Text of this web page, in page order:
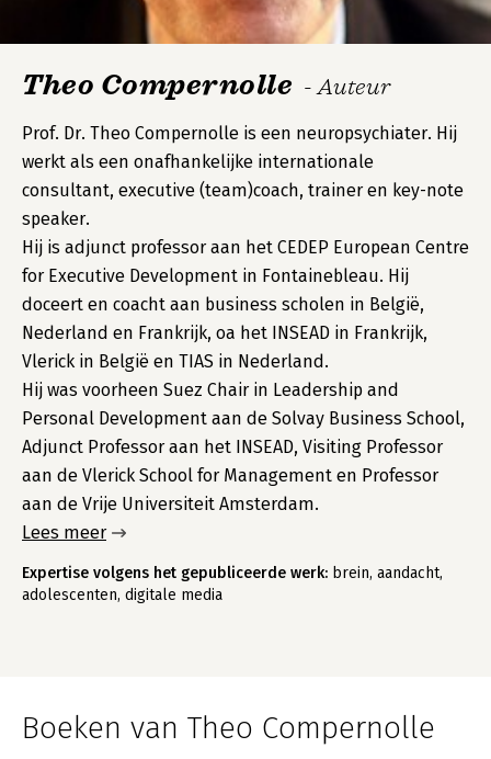
Theo Compernolle - Auteur
Prof. Dr. Theo Compernolle is een neuropsychiater. Hij
werkt als een onafhankelijke internationale
consultant, executive (team)coach, trainer en key-note
speaker.
Hij is adjunct professor aan het CEDEP European Centre
for Executive Development in Fontainebleau. Hij
doceert en coacht aan business scholen in België,
Nederland en Frankrijk, oa het INSEAD in Frankrijk,
Vlerick in België en TIAS in Nederland.
Hij was voorheen Suez Chair in Leadership and
Personal Development aan de Solvay Business School,
Adjunct Professor aan het INSEAD, Visiting Professor
aan de Vlerick School for Management en Professor
aan de Vrije Universiteit Amsterdam.
Lees meer
Expertise volgens het gepubliceerde werk: brein, aandacht,
adolescenten, digitale media
Boeken van Theo Compernolle